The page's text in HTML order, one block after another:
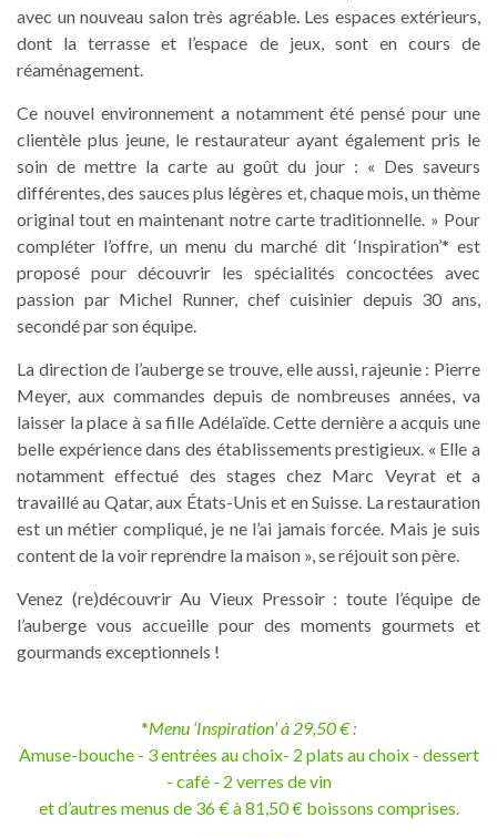
avec un nouveau salon très agréable. Les espaces extérieurs,
dont la terrasse et l’espace de jeux, sont en cours de
réaménagement.
Ce nouvel environnement a notamment été pensé pour une
clientèle plus jeune, le restaurateur ayant également pris le
soin de mettre la carte au goût du jour : « Des saveurs
différentes, des sauces plus légères et, chaque mois, un thème
original tout en maintenant notre carte traditionnelle. » Pour
compléter l’offre, un menu du marché dit ‘Inspiration’* est
proposé pour découvrir les spécialités concoctées avec
passion par Michel Runner, chef cuisinier depuis 30 ans,
secondé par son équipe.
La direction de l’auberge se trouve, elle aussi, rajeunie : Pierre
Meyer, aux commandes depuis de nombreuses années, va
laisser la place à sa fille Adélaïde. Cette dernière a acquis une
belle expérience dans des établissements prestigieux. « Elle a
notamment effectué des stages chez Marc Veyrat et a
travaillé au Qatar, aux États-Unis et en Suisse. La restauration
est un métier compliqué, je ne l’ai jamais forcée. Mais je suis
content de la voir reprendre la maison », se réjouit son père.
Venez (re)découvrir Au Vieux Pressoir : toute l’équipe de
l’auberge vous accueille pour des moments gourmets et
gourmands exceptionnels !
*Menu ‘Inspiration’ à 29,50 € :
Amuse-bouche - 3 entrées au choix- 2 plats au choix - dessert
- café - 2 verres de vin
et d’autres menus de 36 € à 81,50 € boissons comprises.